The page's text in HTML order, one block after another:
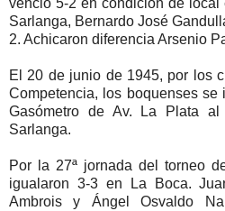
venció 5-2 en condición de
Sarlanga, Bernardo José
2. Achicaron diferencia Arsenio
El 20 de junio de 1945, por los
Competencia, los boquenses
Gasómetro de Av. La Plata
Sarlanga.
Por la 27ª jornada del torneo
igualaron 3-3 en La Boca.
Ambrois y Ángel Osvaldo